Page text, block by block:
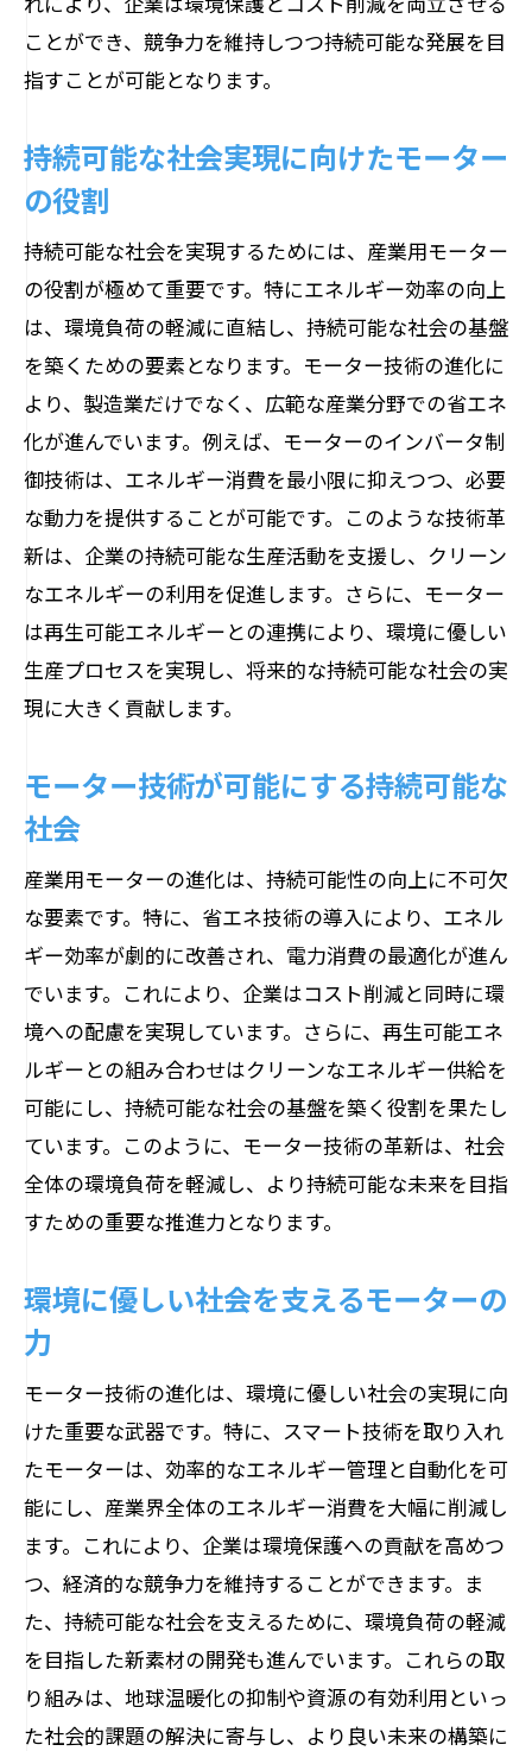
ことができ、競争力を維持しつつ持続可能な発展を目
指すことが可能となります。
持続可能な社会実現に向けたモーター
の役割
持続可能な社会を実現するためには、産業用モーター
の役割が極めて重要です。特にエネルギー効率の向上
は、環境負荷の軽減に直結し、持続可能な社会の基盤
を築くための要素となります。モーター技術の進化に
より、製造業だけでなく、広範な産業分野での省エネ
化が進んでいます。例えば、モーターのインバータ制
御技術は、エネルギー消費を最小限に抑えつつ、必要
な動力を提供することが可能です。このような技術革
新は、企業の持続可能な生産活動を支援し、クリーン
なエネルギーの利用を促進します。さらに、モーター
は再生可能エネルギーとの連携により、環境に優しい
生産プロセスを実現し、将来的な持続可能な社会の実
現に大きく貢献します。
モーター技術が可能にする持続可能な
社会
産業用モーターの進化は、持続可能性の向上に不可欠
な要素です。特に、省エネ技術の導入により、エネル
ギー効率が劇的に改善され、電力消費の最適化が進ん
でいます。これにより、企業はコスト削減と同時に環
境への配慮を実現しています。さらに、再生可能エネ
ルギーとの組み合わせはクリーンなエネルギー供給を
可能にし、持続可能な社会の基盤を築く役割を果たし
ています。このように、モーター技術の革新は、社会
全体の環境負荷を軽減し、より持続可能な未来を目指
すための重要な推進力となります。
環境に優しい社会を支えるモーターの
力
モーター技術の進化は、環境に優しい社会の実現に向
けた重要な武器です。特に、スマート技術を取り入れ
たモーターは、効率的なエネルギー管理と自動化を可
能にし、産業界全体のエネルギー消費を大幅に削減し
ます。これにより、企業は環境保護への貢献を高めつ
つ、経済的な競争力を維持することができます。ま
た、持続可能な社会を支えるために、環境負荷の軽減
を目指した新素材の開発も進んでいます。これらの取
り組みは、地球温暖化の抑制や資源の有効利用といっ
た社会的課題の解決に寄与し、より良い未来の構築に